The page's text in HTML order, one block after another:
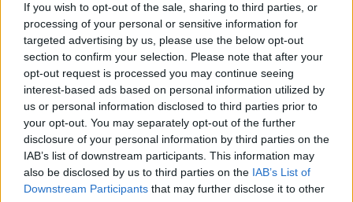
If you wish to opt-out of the sale, sharing to third parties, or
processing of your personal or sensitive information for
targeted advertising by us, please use the below opt-out
section to confirm your selection. Please note that after your
opt-out request is processed you may continue seeing
interest-based ads based on personal information utilized by
us or personal information disclosed to third parties prior to
your opt-out. You may separately opt-out of the further
disclosure of your personal information by third parties on the
IAB’s list of downstream participants. This information may
also be disclosed by us to third parties on the IAB’s List of
Downstream Participants that may further disclose it to other
Η Σελίνα Γκόμεζ τραγουδά στα ισπανικά στο νέο βίντεο
του συζύγου της, Μπένι Μπλάνκο
03:33
Τι συμβαίνει τις μέρες ακριβώς πριν το εγκεφαλικό
02:07
Στο χαμηλότερο επίπεδο των τελευταίων 13 ετών η
αγορά smartphones
02:00
Νέιθαν Τόμας: Το παιδί-θαύμα που έγινε καθηγητής